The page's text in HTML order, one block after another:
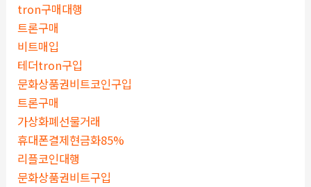
tron구매대행
트론구매
비트매입
테더tron구입
문화상품권비트코인구입
트론구매
가상화폐선물거래
휴대폰결제현금화85%
리플코인대행
문화상품권비트구입